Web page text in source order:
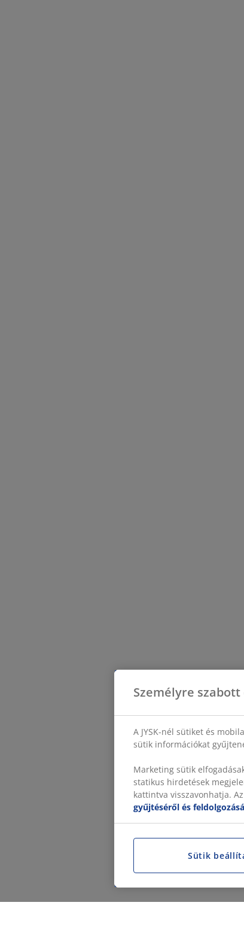
Személyre
A JYSK-nél sütiket és
sütik információkat
Marketing sütik
statikus hirdetések
kattintva visszavonhatja.
gyűjtéséről és
Sütik